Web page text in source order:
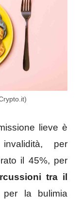
lieve è
per
il 45%, per
tra il
la bulimia